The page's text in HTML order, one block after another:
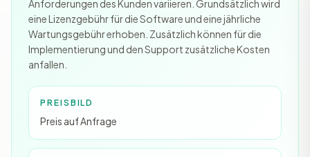
Anforderungen des Kunden variieren. Grundsätzlich wird
eine Lizenzgebühr für die Software und eine jährliche
Wartungsgebühr erhoben. Zusätzlich können für die
Implementierung und den Support zusätzliche Kosten
anfallen.
PREISBILD
Preis auf Anfrage